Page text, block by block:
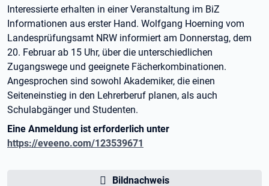
Interessierte erhalten in einer Veranstaltung im BiZ
Informationen aus erster Hand. Wolfgang Hoerning vom
Landesprüfungsamt NRW informiert am Donnerstag, dem
20. Februar ab 15 Uhr, über die unterschiedlichen
Zugangswege und geeignete Fächerkombinationen.
Angesprochen sind sowohl Akademiker, die einen
Seiteneinstieg in den Lehrerberuf planen, als auch
Schulabgänger und Studenten.
Eine Anmeldung ist erforderlich unter
https://eveeno.com/123539671
Bildnachweis